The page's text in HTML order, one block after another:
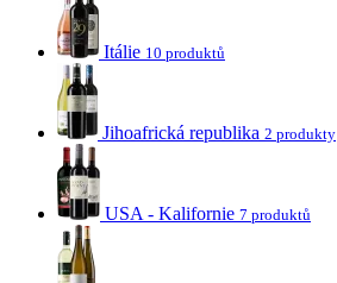
Itálie 10 produktů
Jihoafrická republika 2 produkty
USA - Kalifornie 7 produktů